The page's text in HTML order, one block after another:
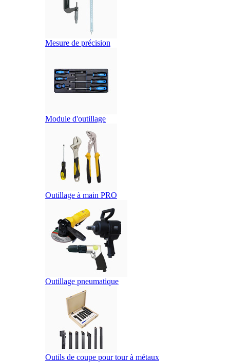
Mesure de précision
Module d'outillage
Outillage à main PRO
Outillage pneumatique
Outils de coupe pour tour à métaux